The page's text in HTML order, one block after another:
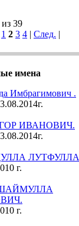
39
1 2 3 4 | След. |
имена
Имбрагимович .
ИВАНОВИЧ.
ЛУТФУЛЛА
г.
г.